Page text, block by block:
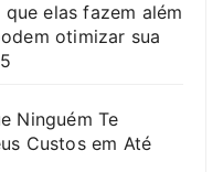
elas fazem além
otimizar sua
Ninguém Te
Custos em Até